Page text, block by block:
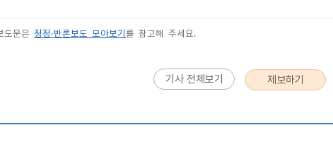
문은 정정·반론보도 모아보기를 참고해 주세요.
기사 전체보기 제보하기